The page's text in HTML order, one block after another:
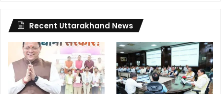
Recent Uttarakhand News